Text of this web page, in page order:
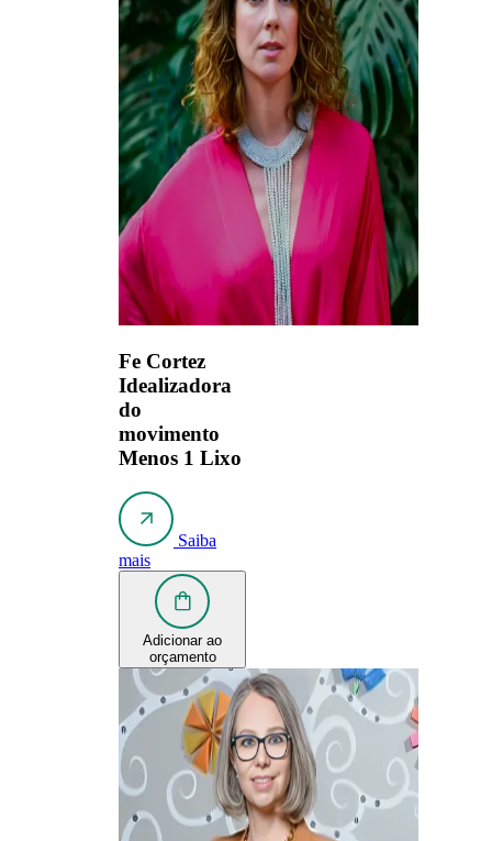
Fe Cortez
Idealizadora
do
movimento
Menos 1 Lixo
Saiba
mais
Adicionar ao
orçamento